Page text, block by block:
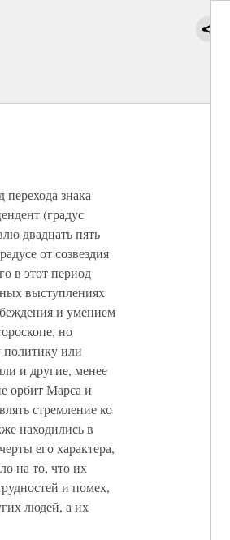
знака
(градус
двадцать пять
от созвездия
в этот период
выступлениях
и умением
но
или
и другие, менее
орбит Марса и
стремление ко
находились в
его характера,
на то, что их
и помех,
людей, а их